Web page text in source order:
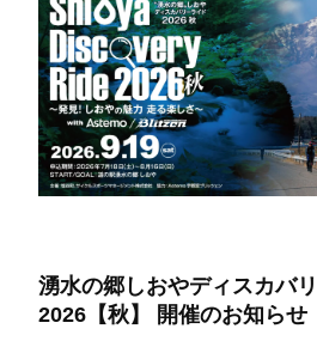
湧水の郷しおやディスカバ
2026【秋】 開催のお知らせ